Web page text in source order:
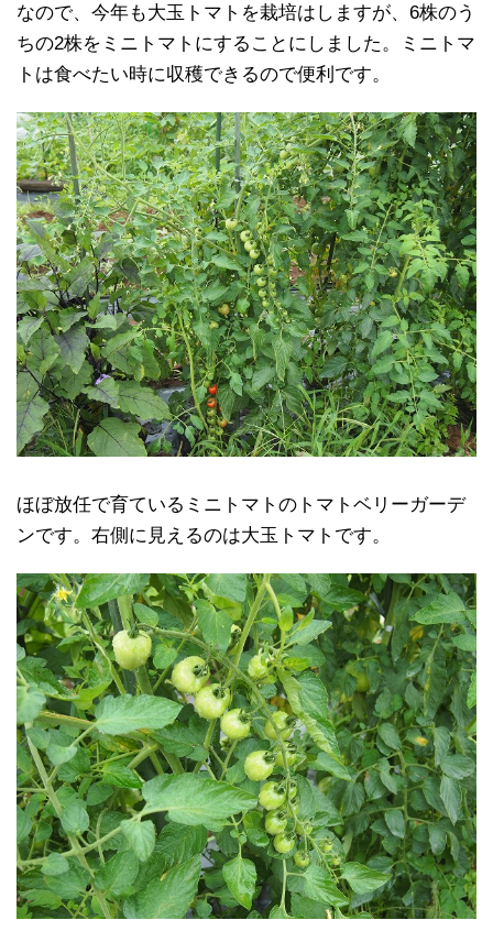
なので、今年も大玉トマトを栽培はしますが、6株のう
ちの2株をミニトマトにすることにしました。ミニトマ
トは食べたい時に収穫できるので便利です。
ほぼ放任で育ているミニトマトのトマトベリーガーデ
ンです。右側に見えるのは大玉トマトです。